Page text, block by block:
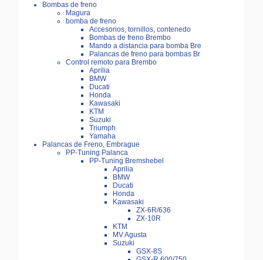
Bombas de freno
Magura
bomba de freno
Accesorios, tornillos, contenedo
Bombas de freno Brembo
Mando a distancia para bomba Bre
Palancas de freno para bombas Br
Control remoto para Brembo
Aprilia
BMW
Ducati
Honda
Kawasaki
KTM
Suzuki
Triumph
Yamaha
Palancas de Freno, Embrague
PP-Tuning Palanca
PP-Tuning Bremshebel
Aprilia
BMW
Ducati
Honda
Kawasaki
ZX-6R/636
ZX-10R
KTM
MV Agusta
Suzuki
GSX-8S